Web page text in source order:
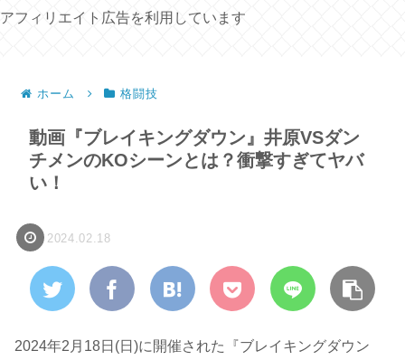
アフィリエイト広告を利用しています
ホーム 格闘技
動画『ブレイキングダウン』井原VSダン
チメンのKOシーンとは？衝撃すぎてヤバ
い！
2024.02.18
2024年2月18日(日)に開催された『ブレイキングダウン